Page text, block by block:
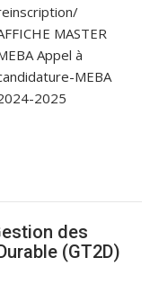
MASTER
Appel à
MEBA
2025
des
(GT2D)